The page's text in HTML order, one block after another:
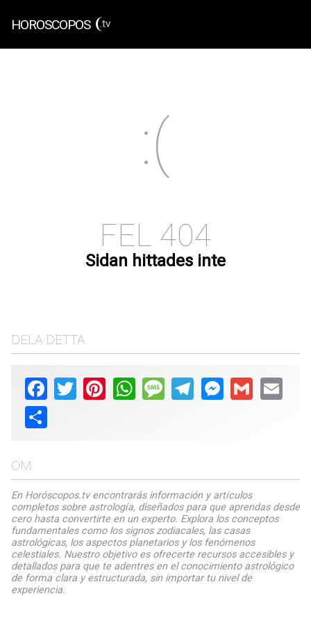
HOROSCOPOS .tv
FEL 404
Sidan hittades inte
DELA DETTA
Facebook
Twitter PinterestWhatsAppMessageTelegramMessenger
Gmail Email
Share
OM
En Horóscopos.tv encontrarás información y artículos
completos sobre astrología, diseñados para que aprendas desde
cero hasta convertirte en un experto. Explora los conceptos
fundamentales como los signos zodiacales, las casas
astrológicas, los aspectos planetarios y los fenómenos
celestiales. Nuestro objetivo es ofrecerte recursos accesibles y
detallados para que te adentres en el conocimiento astrológico
de forma clara y estructurada, sin importar tu nivel de
experiencia.